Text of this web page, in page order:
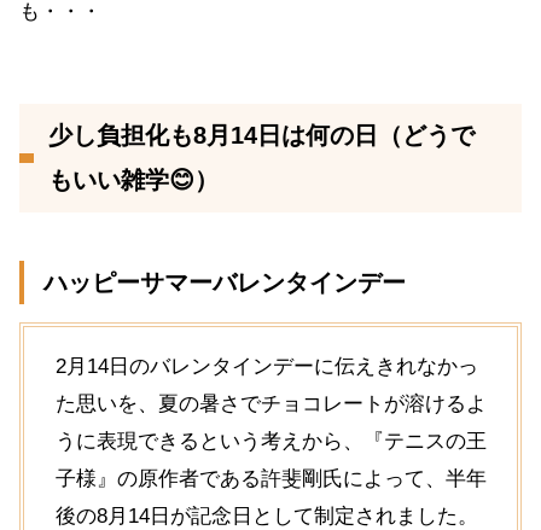
も・・・
少し負担化も8月14日は何の日（どうで
もいい雑学😊）
ハッピーサマーバレンタインデー
2月14日のバレンタインデーに伝えきれなかっ
た思いを、夏の暑さでチョコレートが溶けるよ
うに表現できるという考えから、『テニスの王
子様』の原作者である許斐剛氏によって、半年
後の8月14日が記念日として制定されました。